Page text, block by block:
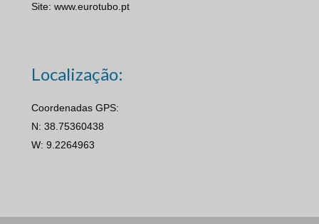
Site: www.eurotubo.pt
Localização:
Coordenadas GPS:
N: 38.75360438
W: 9.2264963